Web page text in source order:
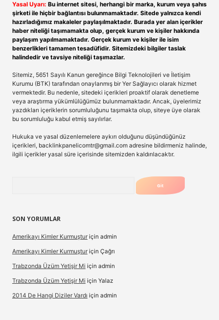
Yasal Uyarı: Bu internet sitesi, herhangi bir marka, kurum veya şahıs
şirketi ile hiçbir bağlantısı bulunmamaktadır. Sitede yalnızca kendi
hazırladığımız makaleler paylaşılmaktadır. Burada yer alan içerikler
haber niteliği taşımamakta olup, gerçek kurum ve kişiler hakkında
paylaşım yapılmamaktadır. Gerçek kurum ve kişiler ile isim
benzerlikleri tamamen tesadüfidir. Sitemizdeki bilgiler taslak
halindedir ve tavsiye niteliği taşımazlar.
Sitemiz, 5651 Sayılı Kanun gereğince Bilgi Teknolojileri ve İletişim
Kurumu (BTK) tarafından onaylanmış bir Yer Sağlayıcı olarak hizmet
vermektedir. Bu nedenle, sitedeki içerikleri proaktif olarak denetleme
veya araştırma yükümlülüğümüz bulunmamaktadır. Ancak, üyelerimiz
yazdıkları içeriklerin sorumluluğunu taşımakta olup, siteye üye olarak
bu sorumluluğu kabul etmiş sayılırlar.
Hukuka ve yasal düzenlemelere aykırı olduğunu düşündüğünüz
içerikleri, backlinkpanelicomtr@gmail.com adresine bildirmeniz halinde,
ilgili içerikler yasal süre içerisinde sitemizden kaldırılacaktır.
SON YORUMLAR
Amerikayı Kimler Kurmuştur için admin
Amerikayı Kimler Kurmuştur için Çağrı
Trabzonda Üzüm Yetişir Mi için admin
Trabzonda Üzüm Yetişir Mi için Yalaz
2014 De Hangi Diziler Vardı için admin